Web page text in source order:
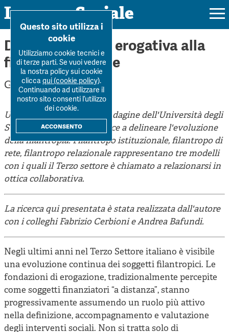
Impresa Sociale
Rivista
Ultimo numero
La Rivista
Submission
Colophon
Autori
Archivio
Argomenti
Forum
Forum
Tutti gli articoli
Autori
Argomenti
Dossier
Tutti i dossier
Workshop Impresa Sociale 2021
Impresa sociale, reciprocità e sostenibilità
Innovazione sociale
Impresa sociale e democrazia
Acini di fuoco - Dossier Mezzogiorno
Valutazione e dintorni
Chi siamo
Contatti
Sostienici
Home Dalla filantropia erogativa alla fila...
Dalla filantropia erogativa alla
filantropia di rete
Giacomo Boesso
Una nuova edizione dell'indagine dell'Università degli
Studi di Padova contribuisce a delineare l'evoluzione
della filantropia. Filantropo istituzionale, filantropo di
rete, filantropo relazionale rappresentano tre modelli
con i quali il Terzo settore è chiamato a relazionarsi in
ottica collaborativa.
La ricerca qui presentata è stata realizzata dall'autore
con i colleghi Fabrizio Cerbioni e Andrea Bafundi.
Negli ultimi anni nel Terzo Settore italiano è visibile
una evoluzione continua dei soggetti filantropici. Le
fondazioni di erogazione, tradizionalmente percepite
come soggetti finanziatori “a distanza”, stanno
progressivamente assumendo un ruolo più attivo
nella definizione, accompagnamento e valutazione
degli interventi sociali. Non si tratta solo di
Questo sito utilizza i
cookie
Utilizziamo cookie tecnici e
di terze parti. Se vuoi vedere
la nostra policy sui cookie
cliccaqui (cookie policy).
Continuando ad utilizzare il
nostro sito consenti l’utilizzo
dei cookie.
acconsento